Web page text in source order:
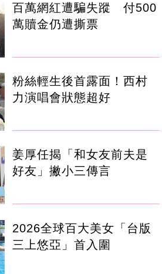
百萬網紅遭騙失蹤 付500
萬贖金仍遭撕票
粉絲輕生後首露面！西村
力演唱會狀態超好
姜厚任揭「和女友前夫是
好友」撇小三傳言
2026全球百大美女「台版
三上悠亞」首入圍